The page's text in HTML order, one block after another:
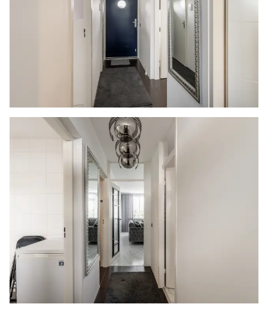
Verkoper behoudt zich uitdrukkelijk het recht
voor het object te gunnen aan de gegadigde
Nadrukkelijk zij vermeld dat alle informatie in
deze brochure moet beschouwd worden als een
uitnodiging tot het doen van een bod of om in
onderhandeling te treden. Er kunnen geen
rechten worden ontleend aan deze informatie.
Vlietlanden NVM Makelaars streeft ernaar de
informatie op haar website / brochures en
andere uitingen zo actueel en nauwkeurig
mogelijk weer te geven. Hoewel de informatie
met de grootst mogelijke zorgvuldigheid is
samengesteld aanvaarden wij geen enkele
aansprakelijkheid ten aanzien van de juistheid
van de vermelde gegevens.